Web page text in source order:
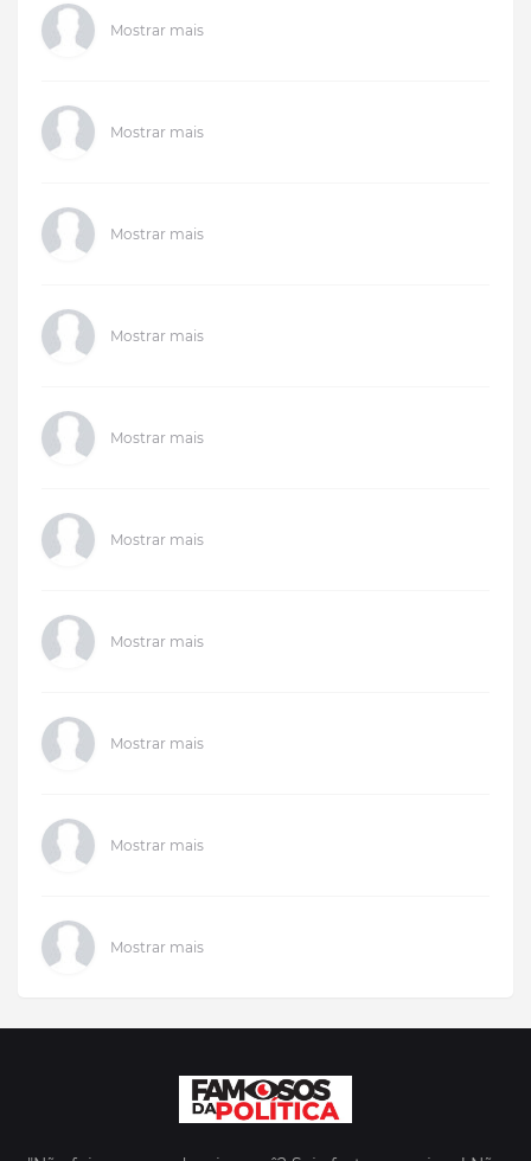
Mostrar mais
Mostrar mais
Mostrar mais
Mostrar mais
Mostrar mais
Mostrar mais
Mostrar mais
Mostrar mais
Mostrar mais
Mostrar mais